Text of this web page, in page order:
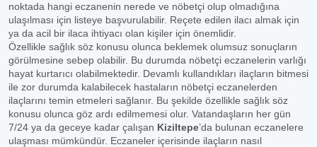
noktada hangi eczanenin nerede ve nöbetçi olup olmadığına
ulaşılması için listeye başvurulabilir. Reçete edilen ilacı almak için
ya da acil bir ilaca ihtiyacı olan kişiler için önemlidir.
Özellikle sağlık söz konusu olunca beklemek olumsuz sonuçların
görülmesine sebep olabilir. Bu durumda nöbetçi eczanelerin varlığı
hayat kurtarıcı olabilmektedir. Devamlı kullandıkları ilaçların bitmesi
ile zor durumda kalabilecek hastaların nöbetçi eczanelerden
ilaçlarını temin etmeleri sağlanır. Bu şekilde özellikle sağlık söz
konusu olunca göz ardı edilmemesi olur. Vatandaşların her gün
7/24 ya da geceye kadar çalışan Kiziltepe’da bulunan eczanelere
ulaşması mümkündür. Eczaneler içerisinde ilaçların nasıl